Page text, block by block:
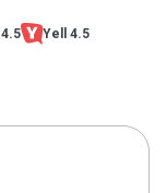
Yell 4.5